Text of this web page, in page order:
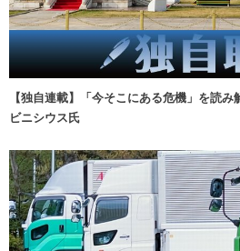
【独自連載】「今そこにある危機」を読
ビニシウス氏